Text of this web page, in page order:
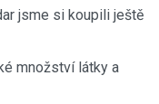
jsme si koupili ještě
množství látky a